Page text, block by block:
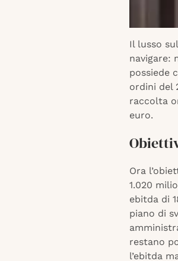
Il lusso
navigare:
possiede
ordini del
raccolta
euro.
Ora
1.020
ebitda di
piano di
restano
l’ebitda